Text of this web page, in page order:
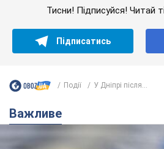
Тисни! Підписуйся! Читай
Підписатись
Події У Дніпрі після...
Важливе